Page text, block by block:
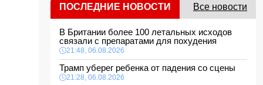
ПОСЛЕДНИЕ НОВОСТИ Все новости
В Британии более 100 летальных исходов
связали с препаратами для похудения
21:48, 06.08.2026
Трамп уберег ребенка от падения со сцены
21:28, 06.08.2026